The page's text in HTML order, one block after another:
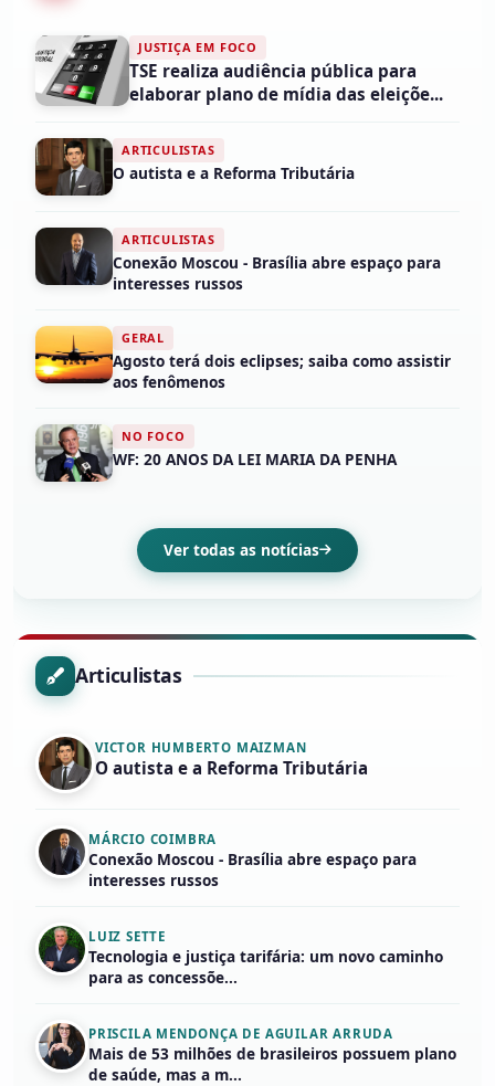
JUSTIÇA EM FOCO
TSE realiza audiência pública para
elaborar plano de mídia das eleiçõe...
ARTICULISTAS
O autista e a Reforma Tributária
ARTICULISTAS
Conexão Moscou - Brasília abre espaço para
interesses russos
GERAL
Agosto terá dois eclipses; saiba como assistir
aos fenômenos
NO FOCO
WF: 20 ANOS DA LEI MARIA DA PENHA
Ver todas as notícias
Articulistas
VICTOR HUMBERTO MAIZMAN
O autista e a Reforma Tributária
MÁRCIO COIMBRA
Conexão Moscou - Brasília abre espaço para
interesses russos
LUIZ SETTE
Tecnologia e justiça tarifária: um novo caminho
para as concessõe...
PRISCILA MENDONÇA DE AGUILAR ARRUDA
Mais de 53 milhões de brasileiros possuem plano
de saúde, mas a m...